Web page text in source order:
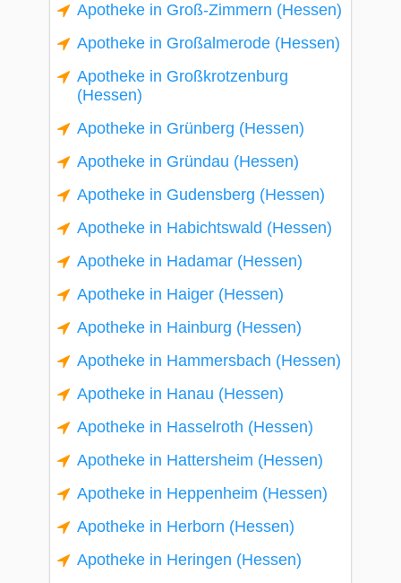
Apotheke in Groß-Zimmern (Hessen)
Apotheke in Großalmerode (Hessen)
Apotheke in Großkrotzenburg
(Hessen)
Apotheke in Grünberg (Hessen)
Apotheke in Gründau (Hessen)
Apotheke in Gudensberg (Hessen)
Apotheke in Habichtswald (Hessen)
Apotheke in Hadamar (Hessen)
Apotheke in Haiger (Hessen)
Apotheke in Hainburg (Hessen)
Apotheke in Hammersbach (Hessen)
Apotheke in Hanau (Hessen)
Apotheke in Hasselroth (Hessen)
Apotheke in Hattersheim (Hessen)
Apotheke in Heppenheim (Hessen)
Apotheke in Herborn (Hessen)
Apotheke in Heringen (Hessen)